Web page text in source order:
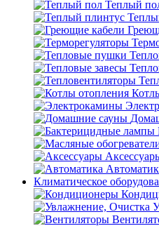
Теплый
Климатическое